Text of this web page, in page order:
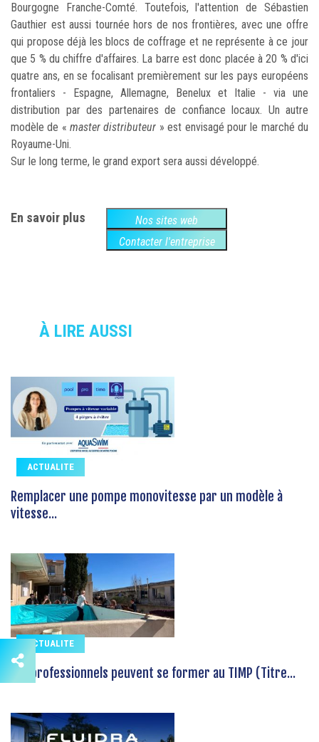
Bourgogne Franche-Comté. Toutefois, l'attention de Sébastien
Gauthier est aussi tournée hors de nos frontières, avec une offre
qui propose déjà les blocs de coffrage et ne représente à ce jour
que 5 % du chiffre d'affaires. La barre est donc placée à 20 % d'ici
quatre ans, en se focalisant premièrement sur les pays européens
frontaliers - Espagne, Allemagne, Benelux et Italie - via une
distribution par des partenaires de confiance locaux. Un autre
modèle de «master distributeur » est envisagé pour le marché du
Royaume-Uni.
Sur le long terme, le grand export sera aussi développé.
En savoir plus
Nos sites web
Contacter l'entreprise
À LIRE AUSSI
ACTUALITE
Remplacer une pompe monovitesse par un modèle à
vitesse...
ACTUALITE
Les professionnels peuvent se former au TIMP (Titre...